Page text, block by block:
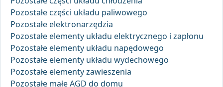
Pozostałe części układu paliwowego
Pozostałe elektronarzędzia
Pozostałe elementy układu elektrycznego i zapłonu
Pozostałe elementy układu napędowego
Pozostałe elementy układu wydechowego
Pozostałe elementy zawieszenia
Pozostałe małe AGD do domu